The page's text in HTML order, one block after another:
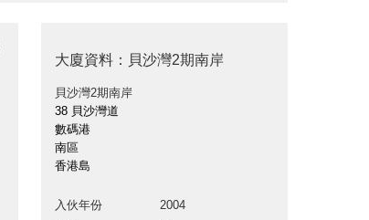
大廈資料：貝沙灣2期南岸
貝沙灣2期南岸
38 貝沙灣道
數碼港
南區
香港島
入伙年份
2004